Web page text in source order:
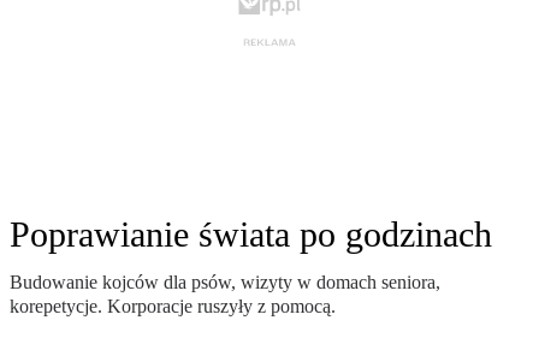
Poprawianie świata po godzinach
Budowanie kojców dla psów, wizyty w domach seniora,
korepetycje. Korporacje ruszyły z pomocą.